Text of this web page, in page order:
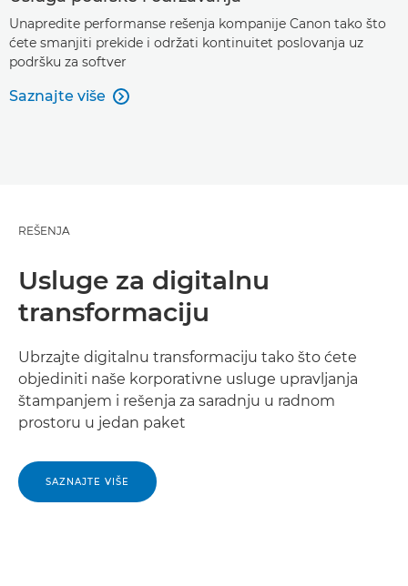
Unapredite performanse rešenja kompanije Canon tako što
ćete smanjiti prekide i održati kontinuitet poslovanja uz
podršku za softver
Saznajte više 
REŠENJA
Usluge za digitalnu
transformaciju
Ubrzajte digitalnu transformaciju tako što ćete
objediniti naše korporativne usluge upravljanja
štampanjem i rešenja za saradnju u radnom
prostoru u jedan paket
SAZNAJTE VIŠE